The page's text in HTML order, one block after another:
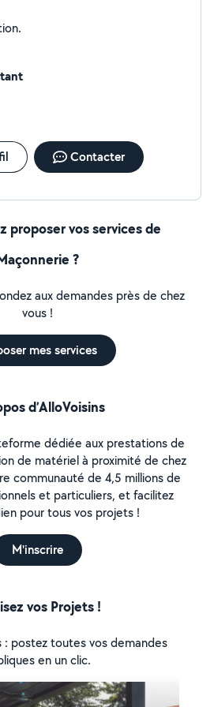
Contacter
proposer vos services de
?
aux demandes près de chez
vous !
mes services
d’AlloVoisins
dédiée aux prestations de
de matériel à proximité de chez
communauté de 4,5 millions de
et particuliers, et facilitez
pour tous vos projets !
M'inscrire
vos Projets !
: postez toutes vos demandes
en un clic.